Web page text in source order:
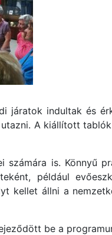
járatok indultak és
A kiállított
is. Könnyű
például
kellet állni a
be a